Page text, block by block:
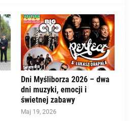
Dni Myśliborza 2026 – dwa
dni muzyki, emocji i
świetnej zabawy
Maj 19, 2026